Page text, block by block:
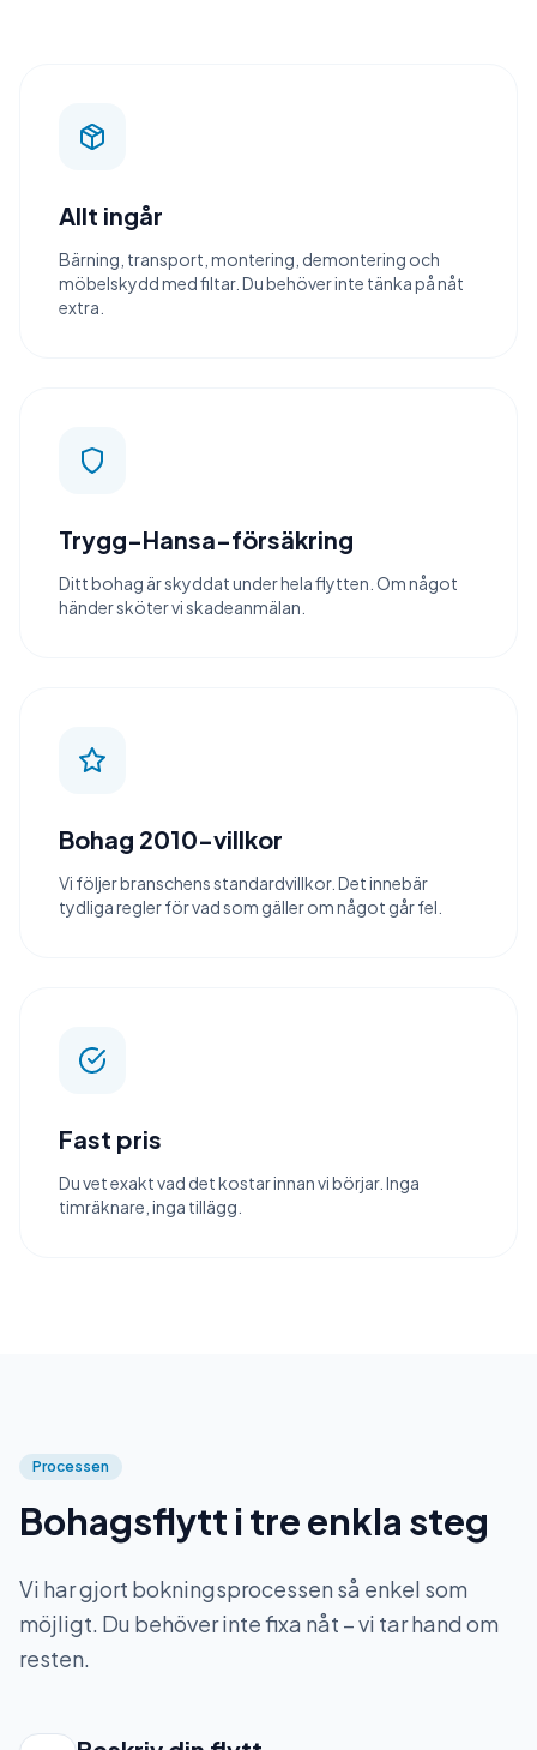
Allt ingår
Bärning, transport, montering, demontering och
möbelskydd med filtar. Du behöver inte tänka på nåt
extra.
Trygg-Hansa-försäkring
Ditt bohag är skyddat under hela flytten. Om något
händer sköter vi skadeanmälan.
Bohag 2010-villkor
Vi följer branschens standardvillkor. Det innebär
tydliga regler för vad som gäller om något går fel.
Fast pris
Du vet exakt vad det kostar innan vi börjar. Inga
timräknare, inga tillägg.
Processen
Bohagsflytt i tre enkla steg
Vi har gjort bokningsprocessen så enkel som
möjligt. Du behöver inte fixa nåt – vi tar hand om
resten.